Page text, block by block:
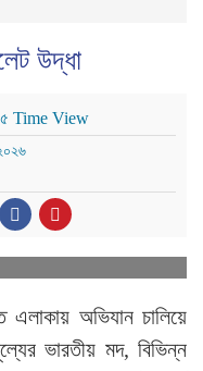
উদ্ধা
Time View
এলাকায় অভিযান চালিয়ে
ভারতীয় মদ, বিভিন্ন